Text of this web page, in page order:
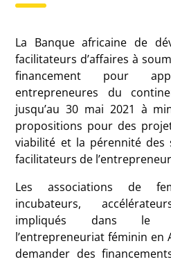
La Banque africaine de
facilitateurs d’affaires à
financement pour
entrepreneures du
jusqu’au 30 mai 2021 à
propositions pour des
viabilité et la pérennité des
facilitateurs de
Les associations de
incubateurs,
impliqués dans le
l’entrepreneuriat féminin en
demander des